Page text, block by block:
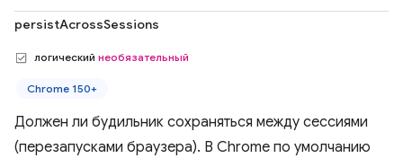
persistAcrossSessions
логический необязательный
Chrome 150+
Должен ли будильник сохраняться между сессиями
(перезапусками браузера). В Chrome по умолчанию